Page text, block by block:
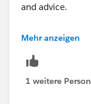
and advice.
https://
Hope this helps.
Mehr anzeigen
1 weitere